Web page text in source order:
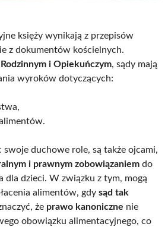
księży wynikają z przepisów
z dokumentów kościelnych.
i Opiekuńczym, sądy mają
wyroków dotyczących:
swoje duchowe role, są także ojcami,
i prawnym zobowiązaniem do
dla dzieci. W związku z tym, mogą
alimentów, gdy sąd tak
że prawo kanoniczne nie
obowiązku alimentacyjnego, co